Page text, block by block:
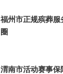
福州市正规殡葬
圈
渭南市活动赛事保